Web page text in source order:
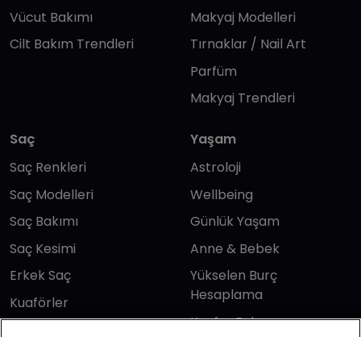
Vücut Bakımı
Cilt Bakım Trendleri
Makyaj Modelleri
Tırnaklar / Nail Art
Parfüm
Makyaj Trendleri
Saç
Saç Renkleri
Saç Modelleri
Saç Bakımı
Saç Kesimi
Erkek Saç
Kuaförler
Yaşam
Astroloji
Wellbeing
Günlük Yaşam
Anne & Bebek
Yükselen Burç
Hesaplama
Kuafor Bulma